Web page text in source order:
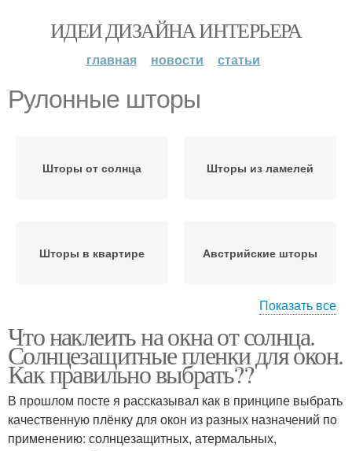
ИДЕИ ДИЗАЙНА ИНТЕРЬЕРА
главная новости статьи
Рулонные шторы
Шторы от солнца Шторы из ламелей
Шторы в квартире Австрийские шторы
Римские шторы Шторы в спальню
Рулонная штора Шторы на балкон
Показать все
Что наклеить на окна от солнца.
Солнцезащитные пленки для окон.
Как правильно выбрать??
В прошлом посте я рассказывал как в принципе выбрать
качественную плёнку для окон из разных назначений по
применению: солнцезащитных, атермальных,